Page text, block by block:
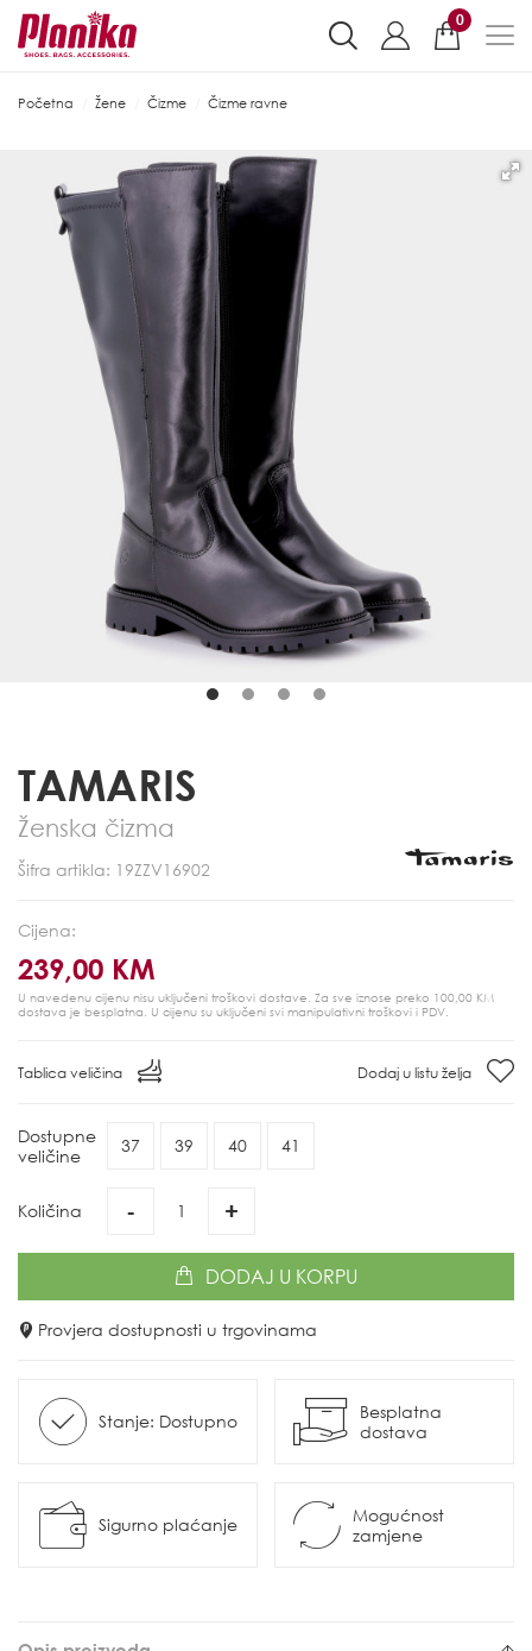
0
Početna Žene Čizme Čizme ravne
TAMARIS
Ženska čizma
Šifra artikla: 19ZZV16902
Cijena:
239,00 KM
U navedenu cijenu nisu uključeni troškovi dostave. Za sve iznose preko 100,00 KM
dostava je besplatna. U cijenu su uključeni svi manipulativni troškovi i PDV.
Tablica veličina Dodaj u listu želja
Dostupne
veličine
37 39 40 41
Količina - +
DODAJ U KORPU
Provjera dostupnosti u trgovinama
Stanje: Dostupno
Besplatna
dostava
Sigurno plaćanje
Mogućnost
zamjene